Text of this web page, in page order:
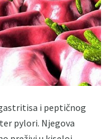
i peptičnog
pylori. Njegova